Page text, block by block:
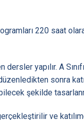
220 saat
yapılır. A
sonra
şekilde
ve